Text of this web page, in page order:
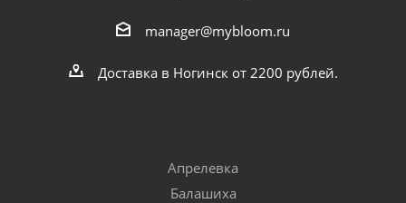
manager@mybloom.ru
Доставка в Ногинск от 2200 рублей.
Апрелевка
Балашиха